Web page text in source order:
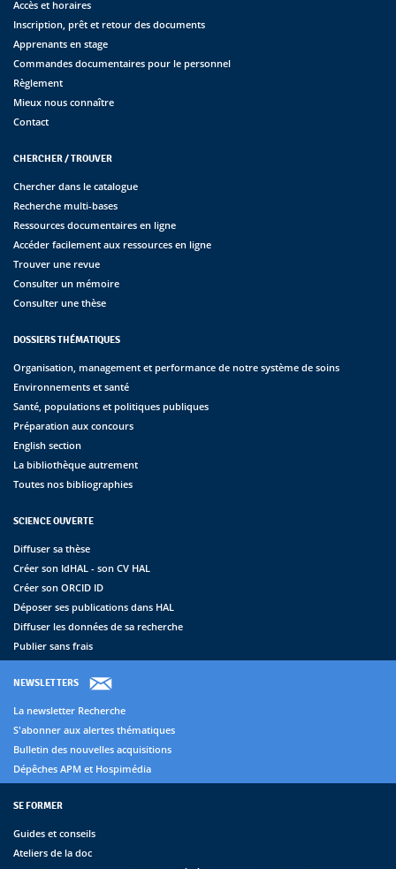
Accès et horaires
Inscription, prêt et retour des documents
Apprenants en stage
Commandes documentaires pour le personnel
Règlement
Mieux nous connaître
Contact
CHERCHER / TROUVER
Chercher dans le catalogue
Recherche multi-bases
Ressources documentaires en ligne
Accéder facilement aux ressources en ligne
Trouver une revue
Consulter un mémoire
Consulter une thèse
DOSSIERS THÉMATIQUES
Organisation, management et performance de notre système de soins
Environnements et santé
Santé, populations et politiques publiques
Préparation aux concours
English section
La bibliothèque autrement
Toutes nos bibliographies
SCIENCE OUVERTE
Diffuser sa thèse
Créer son IdHAL - son CV HAL
Créer son ORCID ID
Déposer ses publications dans HAL
Diffuser les données de sa recherche
Publier sans frais
NEWSLETTERS
La newsletter Recherche
S'abonner aux alertes thématiques
Bulletin des nouvelles acquisitions
Dépêches APM et Hospimédia
SE FORMER
Guides et conseils
Ateliers de la doc